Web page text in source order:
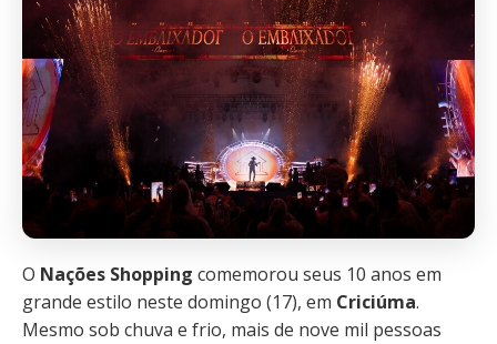
O Nações Shopping comemorou seus 10 anos em
grande estilo neste domingo (17), em Criciúma.
Mesmo sob chuva e frio, mais de nove mil pessoas